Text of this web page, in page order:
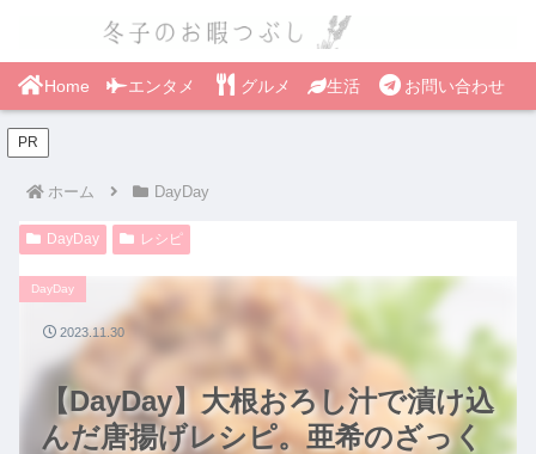
Home エンタメ グルメ 生活 お問い合わせ
PR
ホーム DayDay
DayDay レシピ
【DayDay】大根おろし汁で漬け込
んだ唐揚げレシピ。亜希のざっく
DayDay
2023.11.30